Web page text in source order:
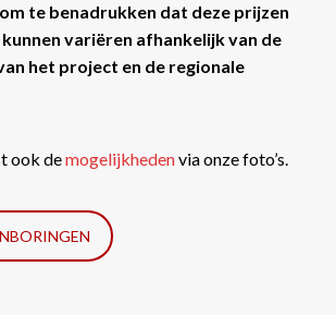
te benadrukken dat deze prijzen
variëren afhankelijk van de
het project en de regionale
ook demogelijkhedenvia onze foto’s.